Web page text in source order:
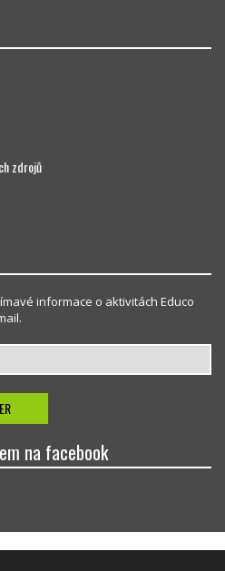
zdrojů
informace o aktivitách Educo
na facebook